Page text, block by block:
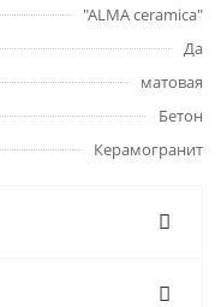
"ALMA ceramica"
Да
матовая
Бетон
Керамогранит